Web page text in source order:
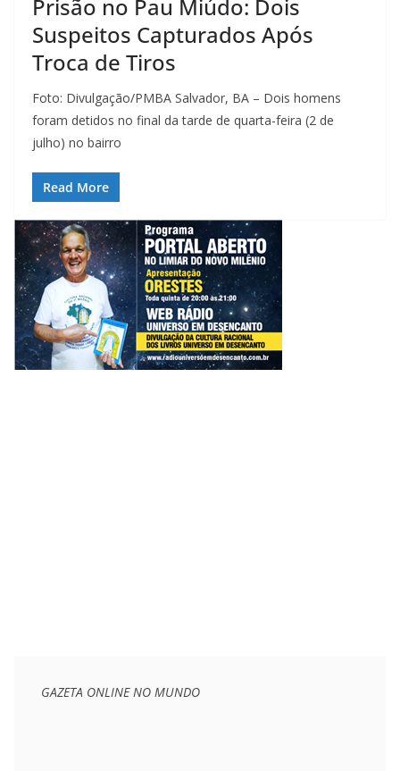
Prisão no Pau Miúdo: Dois
Suspeitos Capturados Após
Troca de Tiros
Foto: Divulgação/PMBA Salvador, BA – Dois homens
foram detidos no final da tarde de quarta-feira (2 de
julho) no bairro
Read More
GAZETA ONLINE NO MUNDO